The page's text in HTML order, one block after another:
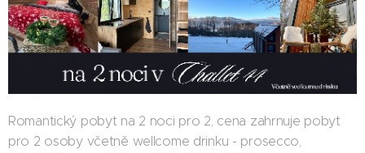
Romantický pobyt na 2 noci pro 2, cena zahrnuje pobyt
pro 2 osoby včetně wellcome drinku - prosecco,